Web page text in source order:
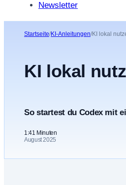
Newsletter
Startseite/KI-Anleitungen/KI lokal
KI lokal
So startest du Codex mit
1:41 Minuten
August 2025